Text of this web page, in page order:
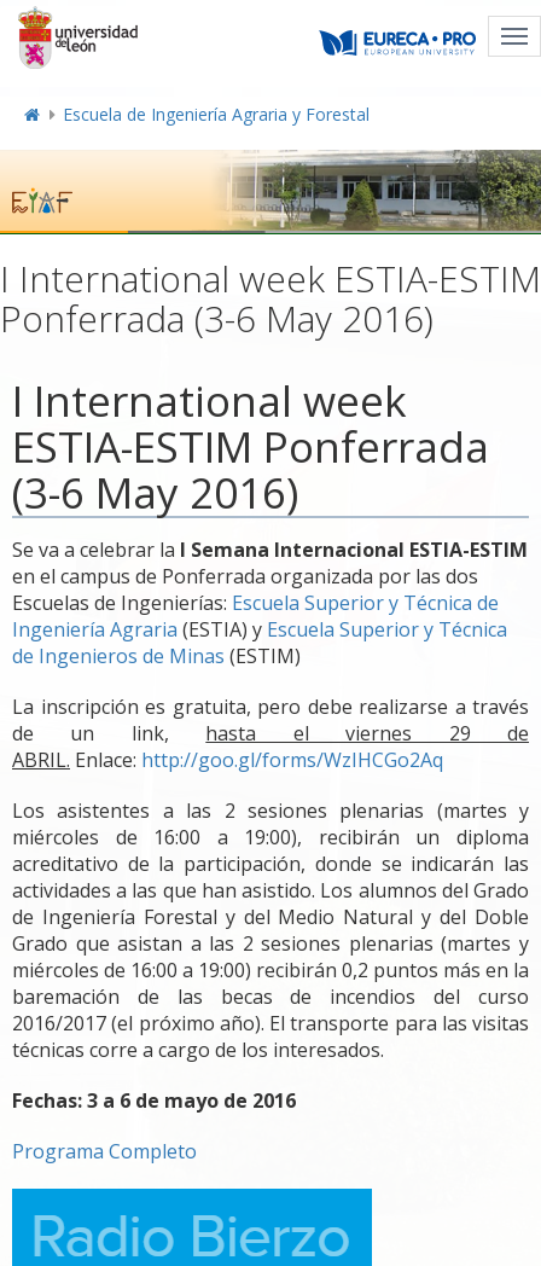
Escuela de Ingeniería Agraria y Forestal
I International week ESTIA-ESTIM
Ponferrada (3-6 May 2016)
I International week
ESTIA-ESTIM Ponferrada
(3-6 May 2016)
Se va a celebrar la I Semana Internacional ESTIA-ESTIM
en el campus de Ponferrada organizada por las dos
Escuelas de Ingenierías: Escuela Superior y Técnica de
Ingeniería Agraria (ESTIA) y Escuela Superior y Técnica
de Ingenieros de Minas (ESTIM)
La inscripción es gratuita, pero debe realizarse a través
de un link, hasta el viernes 29 de
ABRIL. Enlace: http://goo.gl/forms/WzIHCGo2Aq
Los asistentes a las 2 sesiones plenarias (martes y
miércoles de 16:00 a 19:00), recibirán un diploma
acreditativo de la participación, donde se indicarán las
actividades a las que han asistido. Los alumnos del Grado
de Ingeniería Forestal y del Medio Natural y del Doble
Grado que asistan a las 2 sesiones plenarias (martes y
miércoles de 16:00 a 19:00) recibirán 0,2 puntos más en la
baremación de las becas de incendios del curso
2016/2017 (el próximo año). El transporte para las visitas
técnicas corre a cargo de los interesados.
Fechas: 3 a 6 de mayo de 2016
Programa Completo